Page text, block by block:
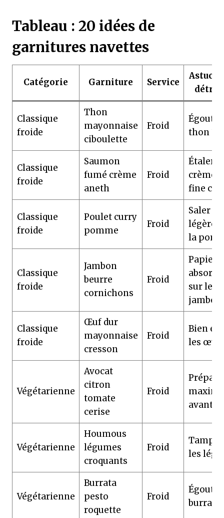
Tableau : 20 idées de
garnitures navettes
Catégorie Garniture Service
Astuce
Classique
froide
Thon
mayonnaise
ciboulette
Froid
thon
Classique
froide
Saumon
fumé crème
aneth
Froid
Étaler la
crème
fine
Classique
froide
Poulet curry
pomme
Froid
Saler
la
Classique
froide
Jambon
beurre
cornichons
Froid
Papier
sur le
jambon
Classique
froide
Œuf dur
mayonnaise
cresson
Froid
Bien
les
Végétarienne
Avocat
citron
tomate
cerise
Froid
avant
Végétarienne
Houmous
légumes
croquants
Froid
les
Végétarienne
Burrata
pesto
roquette
Froid
burrata